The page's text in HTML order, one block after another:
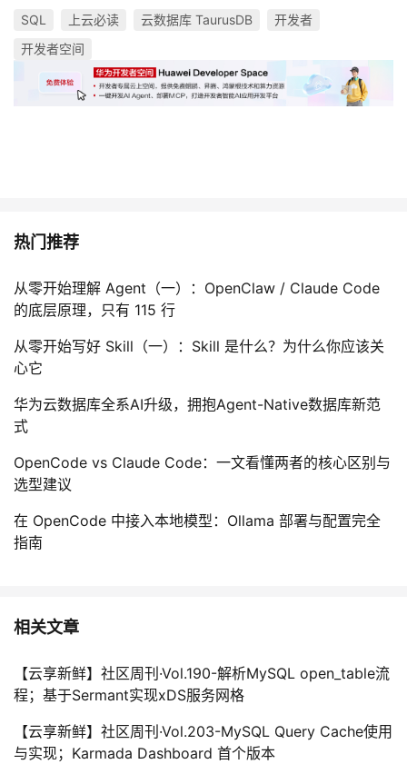
SQL 上云必读 云数据库 TaurusDB
开发者
开发者空间
热门推荐
从零开始理解 Agent（一）：OpenClaw / Claude Code
的底层原理，只有 115 行
从零开始写好 Skill（一）：Skill 是什么？为什么你应该关
心它
华为云数据库全系AI升级，拥抱Agent-Native数据库新范
式
OpenCode vs Claude Code：一文看懂两者的核心区别与
选型建议
在 OpenCode 中接入本地模型：Ollama 部署与配置完全
指南
相关文章
【云享新鲜】社区周刊·Vol.190-解析MySQL open_table流
程；基于Sermant实现xDS服务网格
【云享新鲜】社区周刊·Vol.203-MySQL Query Cache使用
与实现；Karmada Dashboard 首个版本